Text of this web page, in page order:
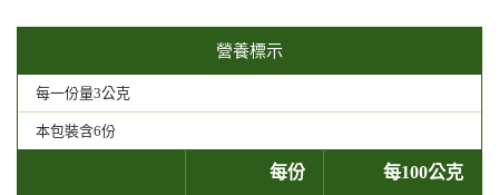
營養標示
每一份量3公克
本包裝含6份
每份 每100公克